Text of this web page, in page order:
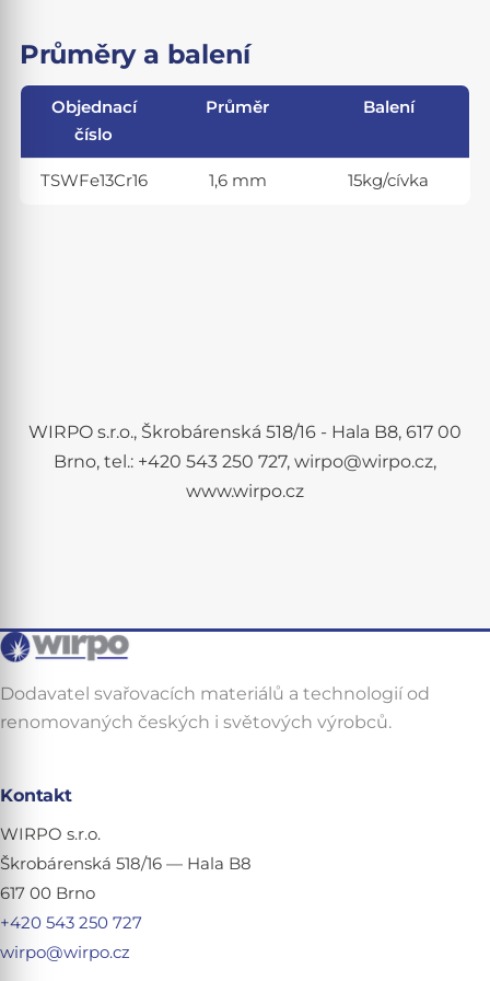
Průměry a balení
Objednací
číslo
Průměr Balení
TSWFe13Cr16 1,6 mm 15kg/cívka
WIRPO s.r.o., Škrobárenská 518/16 - Hala B8, 617 00
Brno, tel.: +420 543 250 727, wirpo@wirpo.cz,
www.wirpo.cz
Dodavatel svařovacích materiálů a technologií od
renomovaných českých i světových výrobců.
Kontakt
WIRPO s.r.o.
Škrobárenská 518/16 — Hala B8
617 00 Brno
+420 543 250 727
wirpo@wirpo.cz